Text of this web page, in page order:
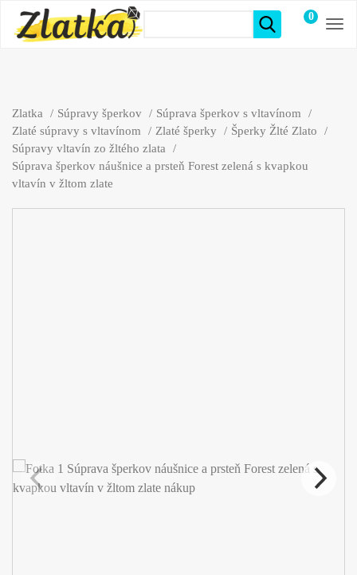
0
položiek
Zlatka Súpravy šperkov
Súprava šperkov s vltavínom
Zlaté súpravy s vltavínom
Zlaté šperky
Šperky Žlté Zlato
Súpravy vltavín zo žltého zlata
Súprava šperkov náušnice a prsteň Forest zelená s kvapkou
vltavín v žltom zlate